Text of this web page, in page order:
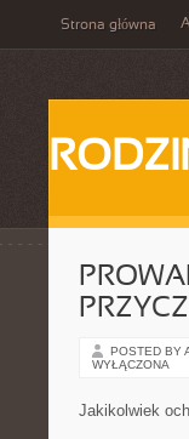
Strona główna
POSTED BY
WYŁĄCZONA
Jakikolwiek